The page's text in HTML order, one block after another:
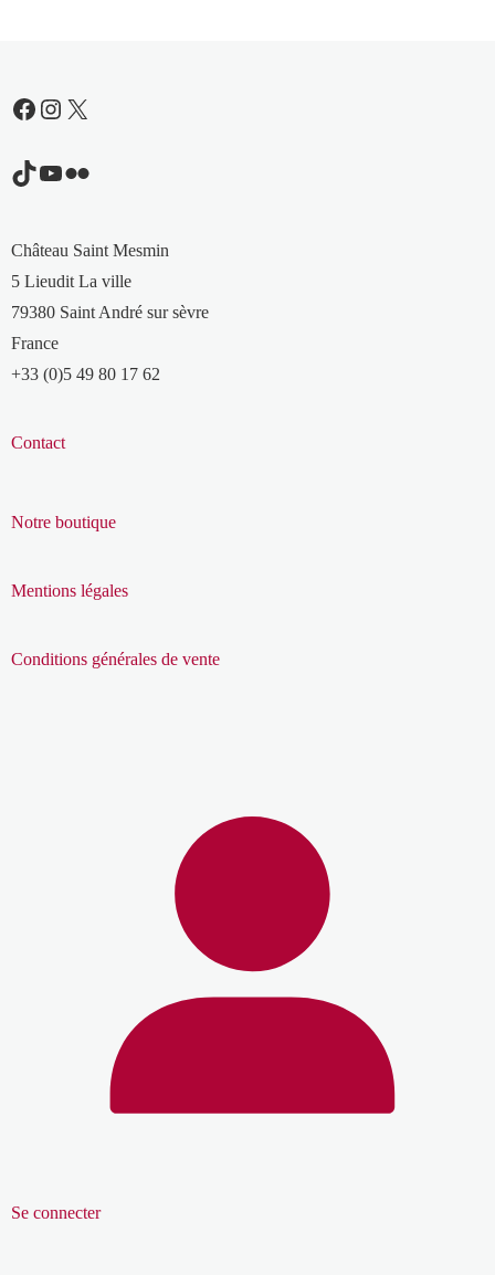
Facebook
Instagram
X
TikTok
YouTube
Flickr
Château Saint Mesmin
5 Lieudit La ville
79380 Saint André sur sèvre
France
+33 (0)5 49 80 17 62
Contact
Notre boutique
Mentions légales
Conditions générales de vente
Se connecter